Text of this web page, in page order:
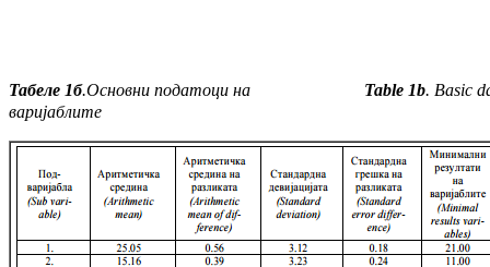
Табеле 1б.Основни податоци на
варијаблите
Table 1b. Basic